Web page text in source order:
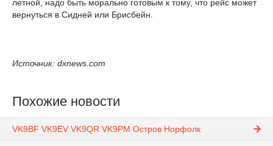
летной, надо быть морально готовым к тому, что рейс может
вернуться в Сидней или Брисбейн.
Источник: dxnews.com
Похожие новости
VK9BF VK9EV VK9QR VK9PM Остров Норфолк